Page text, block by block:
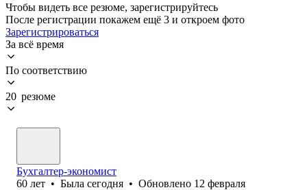
Чтобы видеть все резюме, зарегистрируйтесь
После регистрации покажем ещё 3 и откроем фото
Зарегистрироваться
За всё время
По соответствию
20 резюме
Бухгалтер-экономист
60 лет • Была сегодня • Обновлено 12 февраля